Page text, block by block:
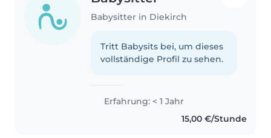
Babysitter in Diekirch
Tritt Babysits bei, um dieses
vollständige Profil zu sehen.
Erfahrung: < 1 Jahr
15,00 €/Stunde